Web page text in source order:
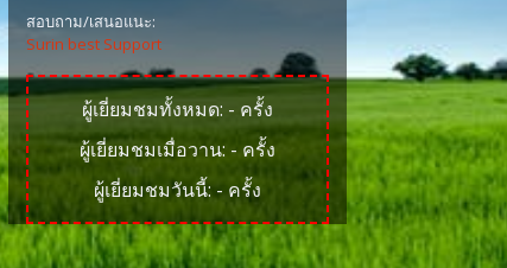
สอบถาม/เสนอแนะ:
Surin best Support
ผู้เยี่ยมชมทั้งหมด: - ครั้ง
ผู้เยี่ยมชมเมื่อวาน: -ครั้ง
ผู้เยี่ยมชมวันนี้: - ครั้ง